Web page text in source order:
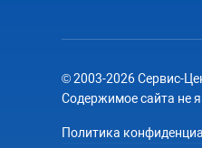
© 2003-2026 Сервис-
Содержимое сайта не
Политика